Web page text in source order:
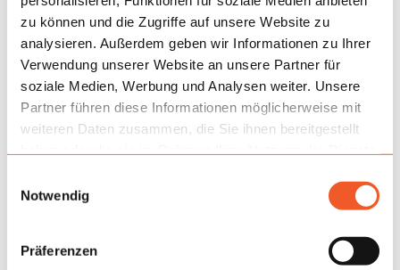
zu können und die Zugriffe auf unsere Website zu
analysieren. Außerdem geben wir Informationen zu Ihrer
Verwendung unserer Website an unsere Partner für
soziale Medien, Werbung und Analysen weiter. Unsere
Partner führen diese Informationen möglicherweise mit
weiteren Daten zusammen, die Sie ihnen bereitgestellt
Notwendig
Präferenzen